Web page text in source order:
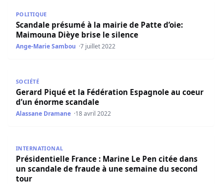
POLITIQUE
Scandale présumé à la mairie de Patte d’oie:
Maimouna Dièye brise le silence
Ange-Marie Sambou 7 juillet 2022
SOCIÉTÉ
Gerard Piqué et la Fédération Espagnole au coeur
d’un énorme scandale
Alassane Dramane 18 avril 2022
INTERNATIONAL
Présidentielle France : Marine Le Pen citée dans
un scandale de fraude à une semaine du second
tour